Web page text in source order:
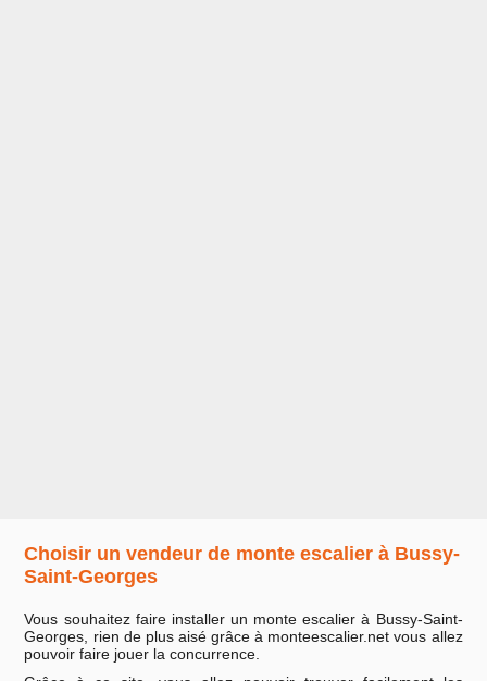
Choisir un vendeur de monte escalier à Bussy-
Saint-Georges
Vous souhaitez faire installer un monte escalier à Bussy-Saint-
Georges, rien de plus aisé grâce à monteescalier.net vous allez
pouvoir faire jouer la concurrence.